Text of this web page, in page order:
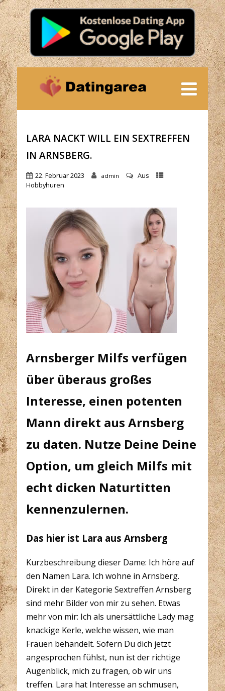
LARA NACKT WILL EIN SEXTREFFEN
IN ARNSBERG.
22. Februar 2023 admin
Aus
Hobbyhuren
Arnsberger Milfs verfügen
über überaus großes
Interesse, einen potenten
Mann direkt aus Arnsberg
zu daten. Nutze Deine Deine
Option, um gleich Milfs mit
echt dicken Naturtitten
kennenzulernen.
Das hier ist Lara aus Arnsberg
Kurzbeschreibung dieser Dame: Ich höre auf
den Namen Lara. Ich wohne in Arnsberg.
Direkt in der Kategorie Sextreffen Arnsberg
sind mehr Bilder von mir zu sehen. Etwas
mehr von mir: Ich als unersättliche Lady mag
knackige Kerle, welche wissen, wie man
Frauen behandelt. Sofern Du dich jetzt
angesprochen fühlst, nun ist der richtige
Augenblick, mich zu fragen, ob wir uns
treffen. Lara hat Interesse an schmusen,